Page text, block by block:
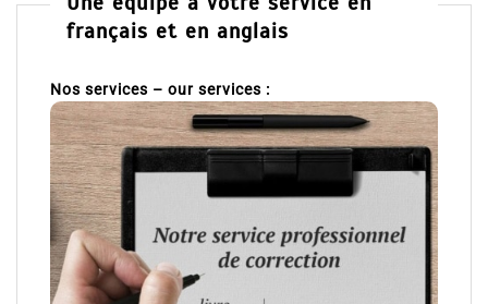
français et en anglais
Nos services – our services :